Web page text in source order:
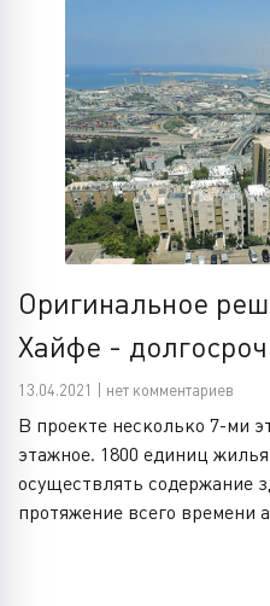
Оригинальное
Хайфе -
13.04.2021 | нет комментариев
В проекте несколько 7-ми
этажное. 1800 единиц
осуществлять содержание
протяжение всего времени